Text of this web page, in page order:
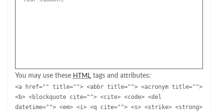
You may use these HTML tags and attributes:
<a href="" title=""> <abbr title=""> <acronym title="">
<b> <blockquote cite=""> <cite> <code> <del
datetime=""> <em> <i> <q cite=""> <s> <strike> <strong>